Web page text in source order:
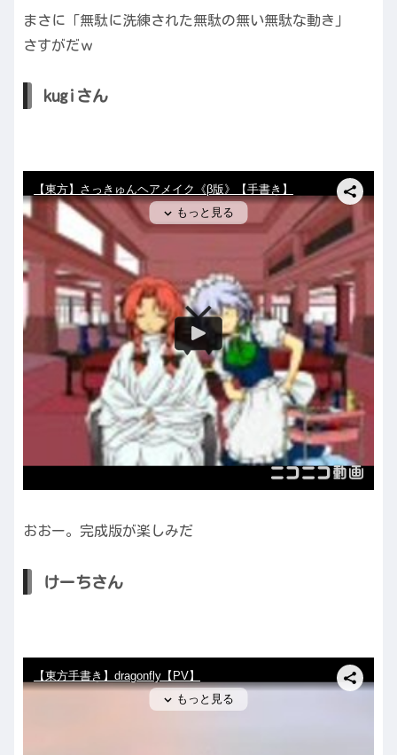
まさに「無駄に洗練された無駄の無い無駄な動き」
さすがだｗ
kugiさん
おおー。完成版が楽しみだ
けーちさん